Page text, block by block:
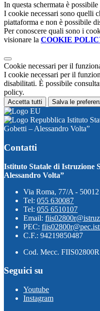
In questa schermata è
I cookie necessari sono quelli
piattaforma e non è possibile
Per conoscere quali sono i
visionare la COOKIE
Cookie necessari per il
I cookie necessari per il
disabilitati. È possibile
policy.
Accetta tutti Salva le
Istituto
Gobetti – Alessandro Volta”
Contatti
Istituto Statale di Istruzione
Alessandro Volta”
Via Roma, 77/A -
Tel: 055 630087
Tel: 055 6510107
Email:
PEC:
C.F.: 94219850487
Cod. Mecc. FIIS02800R
Seguici su
Youtube
Instagram